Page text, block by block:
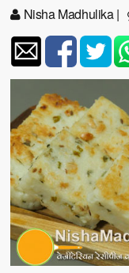
Nisha Madhulika|